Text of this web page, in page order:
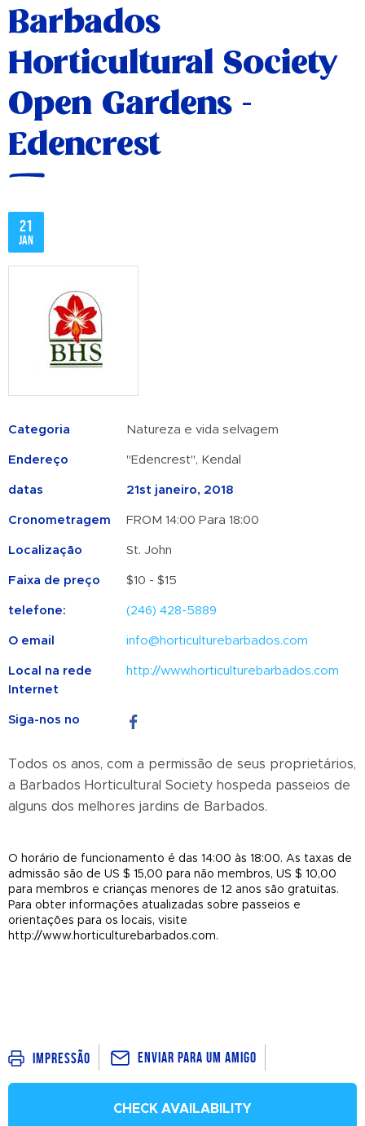
Barbados
Horticultural Society
Open Gardens -
Edencrest
21
jan
Categoria Natureza e vida selvagem
Endereço "Edencrest", Kendal
datas 21st janeiro, 2018
Cronometragem FROM 14:00 Para 18:00
Localização St. John
Faixa de preço $10 - $15
telefone: (246) 428-5889
O email info@horticulturebarbados.com
Local na rede
Internet
http://www.horticulturebarbados.com
Siga-nos no
Todos os anos, com a permissão de seus proprietários,
a Barbados Horticultural Society hospeda passeios de
alguns dos melhores jardins de Barbados.
O horário de funcionamento é das 14:00 às 18:00. As taxas de
admissão são de US $ 15,00 para não membros, US $ 10,00
para membros e crianças menores de 12 anos são gratuitas.
Para obter informações atualizadas sobre passeios e
orientações para os locais, visite
http://www.horticulturebarbados.com.
Impressão Enviar para um amigo
CHECK AVAILABILITY